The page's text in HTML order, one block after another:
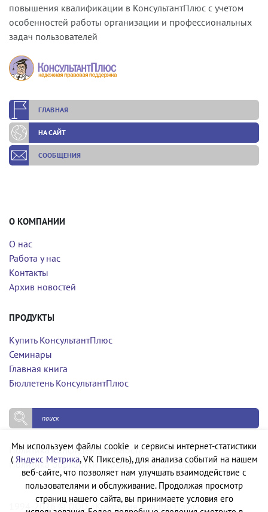
повышения квалификации в КонсультантПлюс с учетом
особенностей работы организации и профессиональных
задач пользователей
ГЛАВНАЯ
НА САЙТ
СООБЩЕНИЯ
О КОМПАНИИ
О нас
Работа у нас
Контакты
Архив новостей
ПРОДУКТЫ
Купить КонсультантПлюс
Семинары
Главная книга
Бюллетень КонсультантПлюс
Политика конфиденциальности
Политика обработки персональных данных
1994-2026 © ООО «Компания Квадро Плюс»
Мы используем файлы cookie и сервисы интернет-статистики
( Яндекс Метрика, VK Пиксель), для анализа событий на нашем
веб-сайте, что позволяет нам улучшать взаимодействие с
пользователями и обслуживание. Продолжая просмотр
страниц нашего сайта, вы принимаете условия его